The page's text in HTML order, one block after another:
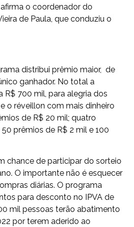
o coordenador do
de Paula, que conduziu o
distribui prêmio maior, de
ganhador. No total a
R$ 700 mil, para alegria dos
o réveillon com mais dinheiro
de R$ 20 mil; quatro
prêmios de R$ 2 mil e 100
chance de participar do sorteio
O importante não é esquecer
diárias. O programa
para desconto no IPVA de
mil pessoas terão abatimento
por terem aderido ao